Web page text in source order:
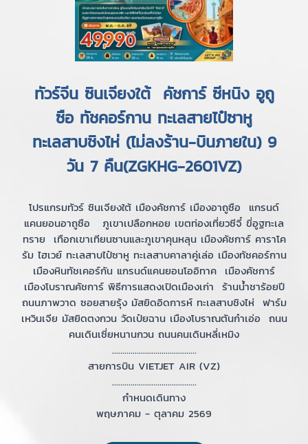
ทัวร์จีน ซินเจียงใต้ คัชการ์ ซีหนิง อูถู
ซือ ทัชคอร์กาน ทะเลสายไป๋ซาหู
ทะเลสาบชิงไห่ (ไม่ลงร้าน-บินภายใน) 9
วัน 7 คืน(ZGKHG-2601VZ)
โปรแกรมทัวร์ ซินเจียงใต้ เมืองคัชการ์ เมืองอาถูซือ แกรนด์
แคนยอนอาถูซือ ภูเขาเปลือกหอย เขตท่องเที่ยวซีจี๋ ขี่อูฐทะเล
ทราย เทือกเขาเทียนซานและภูเขาคุนหลุน เมืองคัชการ์ คาราโค
รัม ไฮเวย์ ทะเลสาบไป๋ซาหู ทะเลสาบคาลาคู่เล่อ เมืองทัชคอร์กาน
เมืองหินทัชเคอร์กัน แกรนด์แคนยอนโออิทาค เมืองคัชการ์
เมืองโบราณคัชการ์ พิธีการแสดงเปิดเมืองเก่า ร้านน้ำชาร้อยปี
ถนนภาพวาด ซอยสายรุ้ง มัสยิดอิดการห์ ทะเลสาบชิงไห่ ฟาร์ม
เหวินเจีย มัสยิดตงกวน วัดเป๋ยฉาน เมืองโบราณตันก๋าเอ่อ ถนน
คนเดินเซี่ยหนานกวน ถนนคนเดินหลี่เหมิง
.........................................
สายการบิน VIETJET AIR (VZ)
.........................................
กำหนดเดินทาง
พฤษภาคม - ตุลาคม 2569